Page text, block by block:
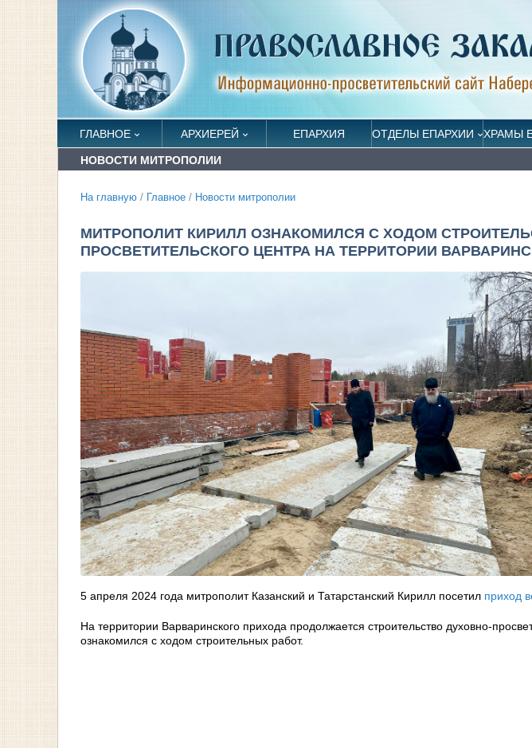
ГЛАВНОЕ АРХИЕРЕЙ ЕПАРХИЯ ОТДЕЛЫ ЕПАРХИИ ХРАМЫ
НОВОСТИ МИТРОПОЛИИ
На главную / Главное / Новости митрополии
МИТРОПОЛИТ КИРИЛЛ ОЗНАКОМИЛСЯ С ХОДОМ
ПРОСВЕТИТЕЛЬСКОГО ЦЕНТРА НА ТЕРРИТОРИИ
5 апреля 2024 года митрополит Казанский и Татарстанский Кирилл посетил приход
На территории Варваринского прихода продолжается строительство духовно-
ознакомился с ходом строительных работ.